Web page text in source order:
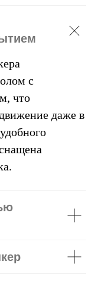
с
что
даже в